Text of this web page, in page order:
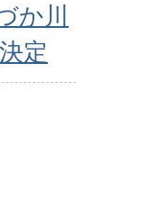
か川
定